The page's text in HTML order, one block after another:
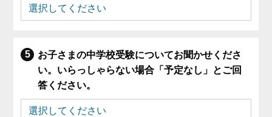
お子さまの中学校受験についてお聞かせくださ
い。いらっしゃらない場合「予定なし」とご回
答ください。